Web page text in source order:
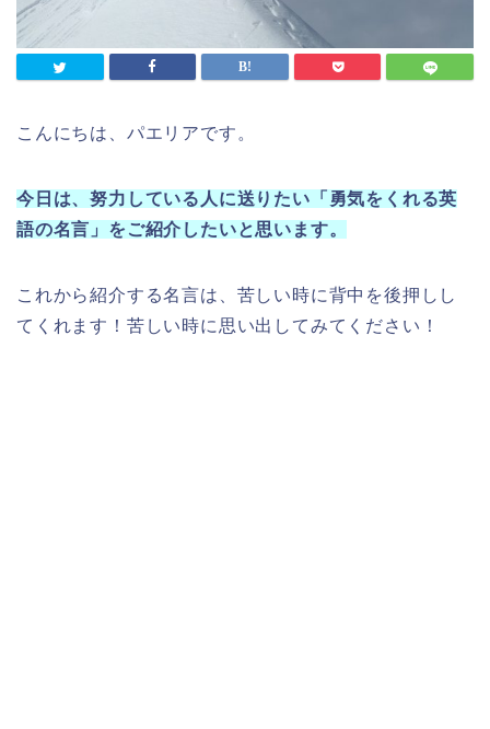
こんにちは、パエリアです。
今日は、努力している人に送りたい「勇気をくれる英
語の名言」をご紹介したいと思います。
これから紹介する名言は、苦しい時に背中を後押しし
てくれます！苦しい時に思い出してみてください！